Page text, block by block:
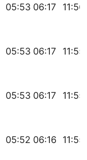
05:53 06:17 11:56
05:53 06:17 11:55
05:53 06:17 11:55
05:52 06:16 11:55